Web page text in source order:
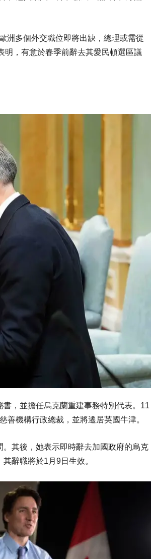
洲多個外交職位即將出缺，總理或需從
明，有意於春季前辭去其愛民頓選區議
，並擔任烏克蘭重建事務特別代表。11
善機構行政總裁，並將遷居英國牛津。
其後，她表示即時辭去加國政府的烏克
辭職將於1月9日生效。